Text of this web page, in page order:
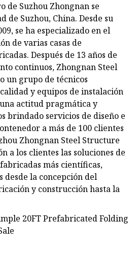
de Suzhou Zhongnan se
de Suzhou, China. Desde su
se ha especializado en el
de varias casas de
Después de 13 años de
continuos, Zhongnan Steel
un grupo de técnicos
y equipos de instalación
actitud pragmática y
brindado servicios de diseño e
a más de 100 clientes
Zhongnan Steel Structure
a los clientes las soluciones de
más científicas,
desde la concepción del
y construcción hasta la